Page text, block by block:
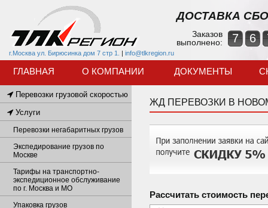
г.Москва ул. Бирюсинка дом 7 стр 1. | info@tlkregion.ru
ДОСТАВКА
Заказов
выполнено:
7 6
ГЛАВНАЯ О КОМПАНИИ ДОКУМЕНТЫ
ЖД ПЕРЕВОЗКИ В
Рассчитать стоимость
Перевозки грузовой скоростью
Услуги
Перевозки негабаритных грузов
Экспедирование грузов по
Москве
Тарифы на транспортно-
экспедиционное обслуживание
по г. Москва и МО
Упаковка грузов